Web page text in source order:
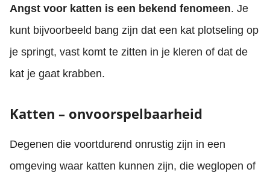
Angst voor katten is een bekend fenomeen. Je
kunt bijvoorbeeld bang zijn dat een kat plotseling op
je springt, vast komt te zitten in je kleren of dat de
kat je gaat krabben.
Katten – onvoorspelbaarheid
Degenen die voortdurend onrustig zijn in een
omgeving waar katten kunnen zijn, die weglopen of